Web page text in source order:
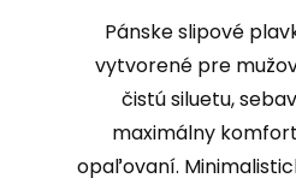
Pánske slipové
vytvorené pre
čistú siluetu,
maximálny
opaľovaní.